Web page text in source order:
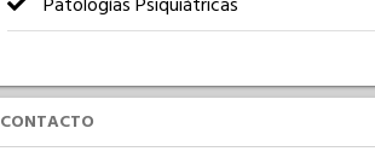
CONTACTO